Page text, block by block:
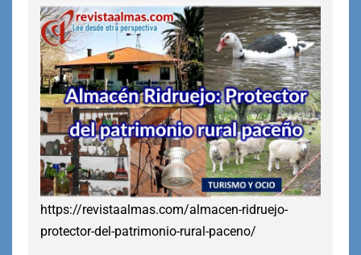
https://revistaalmas.com/almacen-ridruejo-
protector-del-patrimonio-rural-paceno/